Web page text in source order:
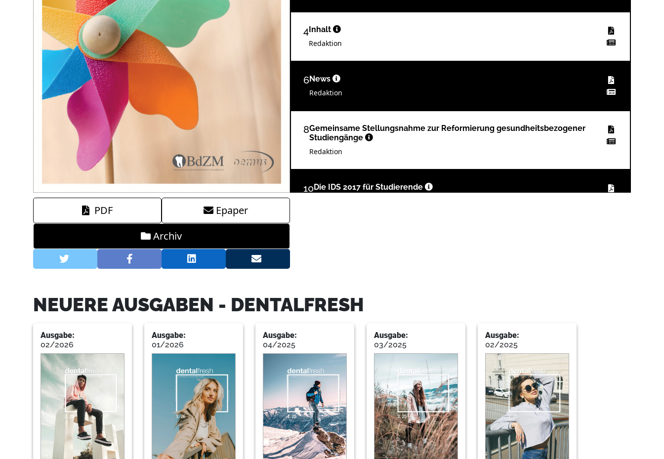
PDF
Epaper
Archiv
4Inhalt
Redaktion
6News
Redaktion
8Gemeinsame Stellungsnahme zur Reformierung gesundheitsbezogener
Studiengänge
Redaktion
10Die IDS 2017 für Studierende
Gute Energien für Praxisgründung, Auslandsaufenthalt und soziales
Christian Ehrensberger
16Sozialkompetenz: Der Erfolgsfaktor für erfolgreiche Führung
Reinhard Homma
19dental bauer GmbH & Co. KG
NEUERE AUSGABEN - DENTALFRESH
Ausgabe:
02/2026
Ausgabe:
01/2026
Ausgabe:
04/2025
Ausgabe:
03/2025
Ausgabe:
02/2025